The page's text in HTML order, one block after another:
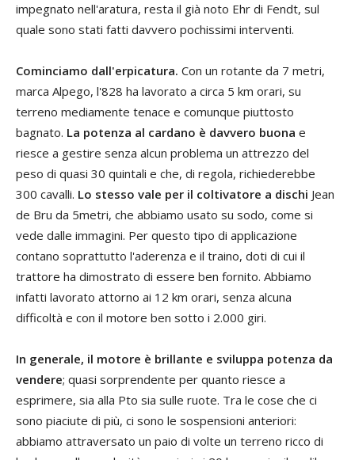
impegnato nell'aratura, resta il già noto Ehr di Fendt, sul
quale sono stati fatti davvero pochissimi interventi.
Cominciamo dall'erpicatura. Con un rotante da 7 metri,
marca Alpego, l'828 ha lavorato a circa 5 km orari, su
terreno mediamente tenace e comunque piuttosto
bagnato. La potenza al cardano è davvero buona e
riesce a gestire senza alcun problema un attrezzo del
peso di quasi 30 quintali e che, di regola, richiederebbe
300 cavalli. Lo stesso vale per il coltivatore a dischi Jean
de Bru da 5metri, che abbiamo usato su sodo, come si
vede dalle immagini. Per questo tipo di applicazione
contano soprattutto l'aderenza e il traino, doti di cui il
trattore ha dimostrato di essere ben fornito. Abbiamo
infatti lavorato attorno ai 12 km orari, senza alcuna
difficoltà e con il motore ben sotto i 2.000 giri.
In generale, il motore è brillante e sviluppa potenza da
vendere; quasi sorprendente per quanto riesce a
esprimere, sia alla Pto sia sulle ruote. Tra le cose che ci
sono piaciute di più, ci sono le sospensioni anteriori:
abbiamo attraversato un paio di volte un terreno ricco di